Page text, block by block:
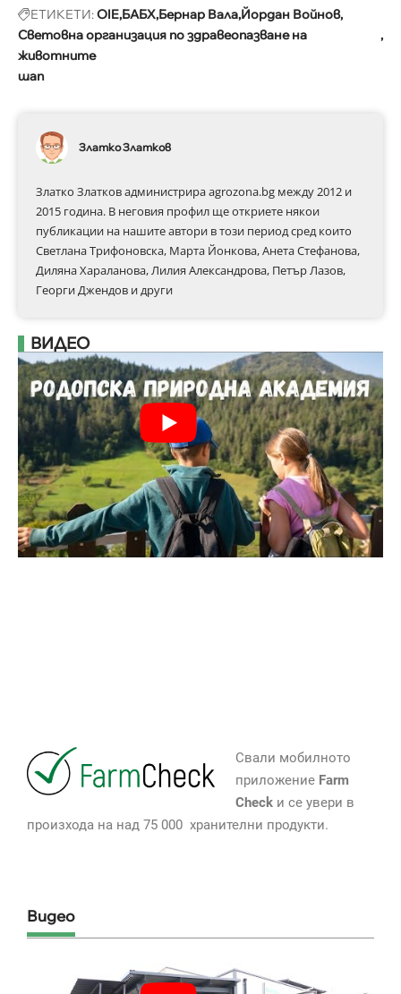
ЕТИКЕТИ:OIE БАБХ Бернар Вала Йордан Войнов
Световна организация по здравеопазване на
животните
шап
Златко Златков
Златко Златков администрира agrozona.bg между 2012 и
2015 година. В неговия профил ще откриете някои
публикации на нашите автори в този период сред които
Светлана Трифоновска, Марта Йонкова, Анета Стефанова,
Диляна Хараланова, Лилия Александрова, Петър Лазов,
Георги Джендов и други
ВИДЕО
Свали мобилното
приложение Farm
Checkи се увери в
произхода на над 75 000 хранителни продукти.
Видео